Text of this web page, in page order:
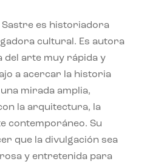
es historiadora
cultural. Es autora
del arte muy rápida y
a acercar la historia
mirada amplia,
la arquitectura, la
contemporáneo. Su
que la divulgación sea
y entretenida para